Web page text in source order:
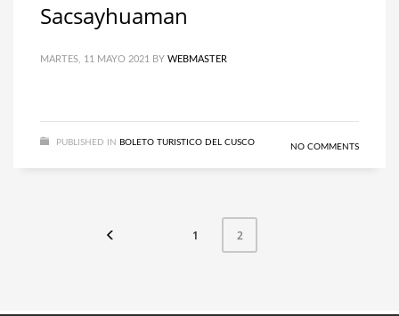
Sacsayhuaman
MARTES, 11 MAYO 2021 BY WEBMASTER
PUBLISHED IN BOLETO TURISTICO DEL CUSCO NO COMMENTS
1 2